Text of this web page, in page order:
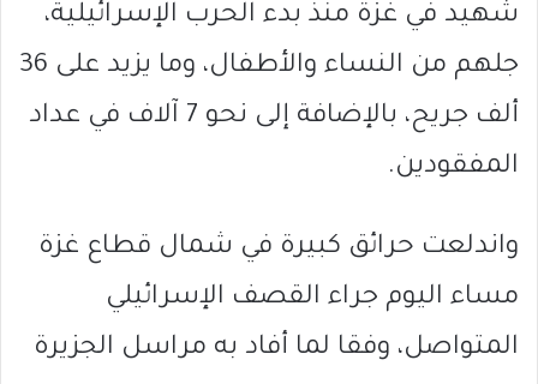
شهيد في غزة منذ بدء الحرب الإسرائيلية،
جلهم من النساء والأطفال، وما يزيد على 36
ألف جريح، بالإضافة إلى نحو 7 آلاف في عداد
المفقودين.
واندلعت حرائق كبيرة في شمال قطاع غزة
مساء اليوم جراء القصف الإسرائيلي
المتواصل، وفقا لما أفاد به مراسل الجزيرة